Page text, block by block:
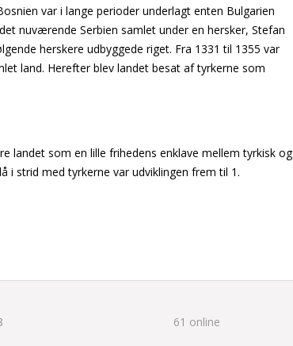
var i lange perioder underlagt enten Bulgarien
nuværende Serbien samlet under en hersker, Stefan
herskere udbyggede riget. Fra 1331 til 1355 var
land. Herefter blev landet besat af tyrkerne som
landet som en lille frihedens enklave mellem tyrkisk og
i strid med tyrkerne var udviklingen frem til 1.
61 online